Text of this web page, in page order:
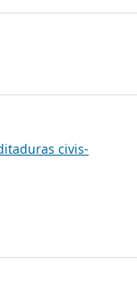
civis-